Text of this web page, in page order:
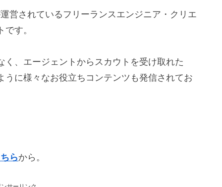
営されているフリーランスエンジニア・クリエ
す。
、エージェントからスカウトを受け取れた
に様々なお役立ちコンテンツも発信されてお
らから。